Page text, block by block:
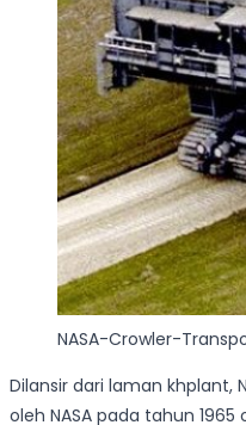
NASA-Crowler-
Dilansir dari laman khplant,
oleh NASA pada tahun 1965